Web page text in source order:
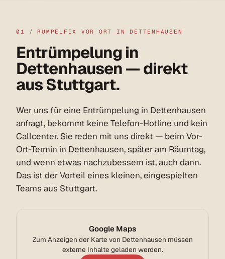
01 / RÜMPELFIX VOR ORT IN DETTENHAUSEN
Entrümpelung in
Dettenhausen — direkt
aus Stuttgart.
Wer uns für eine Entrümpelung in Dettenhausen
anfragt, bekommt keine Telefon-Hotline und kein
Callcenter. Sie reden mit uns direkt — beim Vor-
Ort-Termin in Dettenhausen, später am Räumtag,
und wenn etwas nachzubessern ist, auch dann.
Das ist der Vorteil eines kleinen, eingespielten
Teams aus Stuttgart.
Google Maps
Zum Anzeigen der Karte von Dettenhausen müssen
externe Inhalte geladen werden.